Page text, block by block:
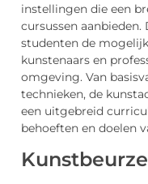
instellingen die een
cursussen
studenten de
kunstenaars en
omgeving. Van
technieken, de
een uitgebreid
behoeften en doelen